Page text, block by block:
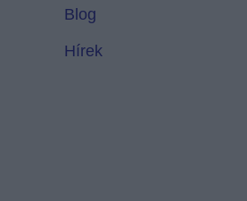
Blog
Hírek